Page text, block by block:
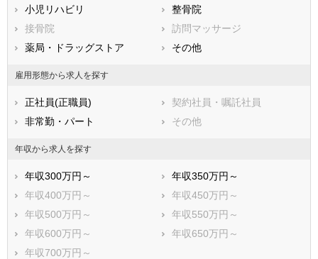
鳥取県
広島県
徳島県
香川県
愛媛県
鹿児島県
小児リハビリ
整骨院
接骨院
訪問マッサージ
薬局・ドラッグストア
その他
雇用形態から求人を探す
正社員(正職員)
契約社員・嘱託社員
非常勤・パート
その他
年収から求人を探す
年収300万円～
年収350万円～
年収400万円～
年収450万円～
年収500万円～
年収550万円～
年収600万円～
年収650万円～
年収700万円～